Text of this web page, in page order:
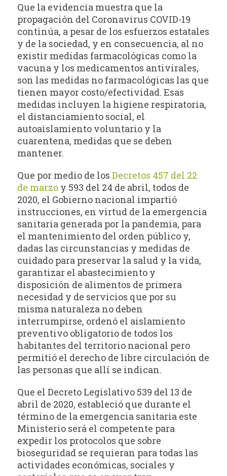
Que la evidencia muestra que la
propagación del Coronavirus COVID-19
continúa, a pesar de los esfuerzos estatales
y de la sociedad, y en consecuencia, al no
existir medidas farmacológicas como la
vacuna y los medicamentos antivirales,
son las medidas no farmacológicas las que
tienen mayor costo/efectividad. Esas
medidas incluyen la higiene respiratoria,
el distanciamiento social, el
autoaislamiento voluntario y la
cuarentena, medidas que se deben
mantener.
Que por medio de losDecretos 457 del 22
de marzo y 593 del 24 de abril, todos de
2020, el Gobierno nacional impartió
instrucciones, en virtud de la emergencia
sanitaria generada por la pandemia, para
el mantenimiento del orden público y,
dadas las circunstancias y medidas de
cuidado para preservar la salud y la vida,
garantizar el abastecimiento y
disposición de alimentos de primera
necesidad y de servicios que por su
misma naturaleza no deben
interrumpirse, ordenó el aislamiento
preventivo obligatorio de todos los
habitantes del territorio nacional pero
permitió el derecho de libre circulación de
las personas que allí se indican.
Que el Decreto Legislativo 539 del 13 de
abril de 2020, estableció que durante el
término de la emergencia sanitaria este
Ministerio será el competente para
expedir los protocolos que sobre
bioseguridad se requieran para todas las
actividades económicas, sociales y